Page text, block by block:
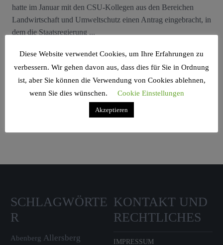
hatte im Januar mit den CSU-Kollegen aus den Bereichen
Landwirtschaft und Umweltschutz einen Antrag eingebracht, in
dem die Staatsregierung ...
Search Sidebar Widget Area
SCHLAGWÖRTE
R
Abenberg Allersberg
KONTAKT UND
RECHTLICHES
IMPRESSUM
Diese Website verwendet Cookies, um Ihre Erfahrungen zu
verbessern. Wir gehen davon aus, dass dies für Sie in Ordnung
ist, aber Sie können die Verwendung von Cookies ablehnen,
wenn Sie dies wünschen.
Cookie Einstellungen
Akzeptieren